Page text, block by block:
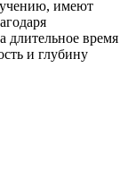
имеют
длительное время
и глубину